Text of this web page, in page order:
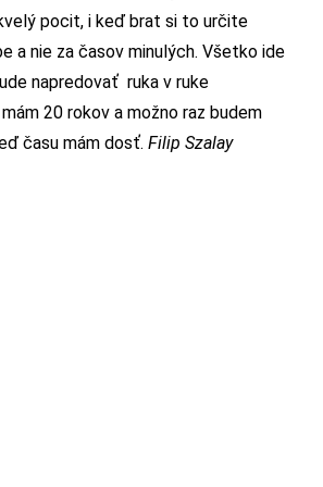
pocit, i keď brat si to určite
a nie za časov minulých. Všetko ide
napredovať ruka v ruke
20 rokov a možno raz budem
času mám dosť. Filip Szalay